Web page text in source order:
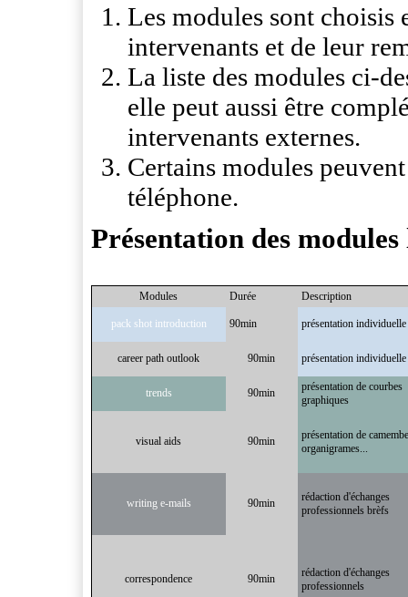
Les modules sont choisis
intervenants et de leur
La liste des modules ci-
elle peut aussi être
intervenants externes.
Certains modules
téléphone.
Présentation des
Modules Durée Description
pack shot introduction 90min présentation individuelle
career path outlook 90min présentation individuelle
trends 90min
présentation de courbes
graphiques
visual aids 90min
présentation de
organigrames...
writing e-mails 90min
rédaction d'échanges
professionnels brèfs
correspondence 90min
rédaction d'échanges
professionnels